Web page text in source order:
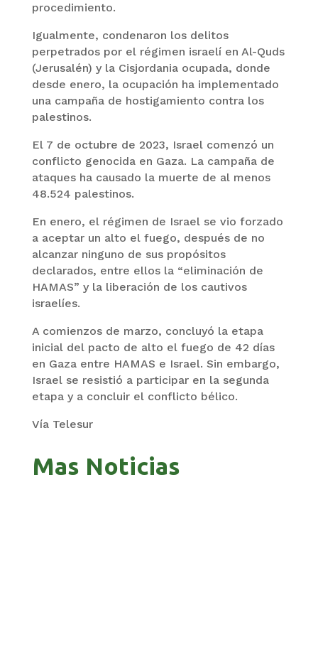
procedimiento.
Igualmente, condenaron los delitos
perpetrados por el régimen israelí en Al-Quds
(Jerusalén) y la Cisjordania ocupada, donde
desde enero, la ocupación ha implementado
una campaña de hostigamiento contra los
palestinos.
El 7 de octubre de 2023, Israel comenzó un
conflicto genocida en Gaza. La campaña de
ataques ha causado la muerte de al menos
48.524 palestinos.
En enero, el régimen de Israel se vio forzado
a aceptar un alto el fuego, después de no
alcanzar ninguno de sus propósitos
declarados, entre ellos la “eliminación de
HAMAS” y la liberación de los cautivos
israelíes.
A comienzos de marzo, concluyó la etapa
inicial del pacto de alto el fuego de 42 días
en Gaza entre HAMAS e Israel. Sin embargo,
Israel se resistió a participar en la segunda
etapa y a concluir el conflicto bélico.
Vía Telesur
Mas Noticias